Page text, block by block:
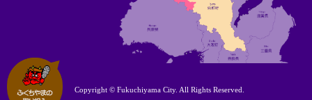
Copyright © Fukuchiyama City. All Rights Reserved.